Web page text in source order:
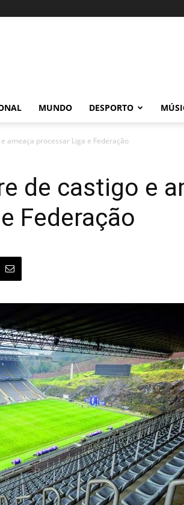
MUNDO DESPORTO
ameaça processar Liga e Federação
de castigo e
Federação